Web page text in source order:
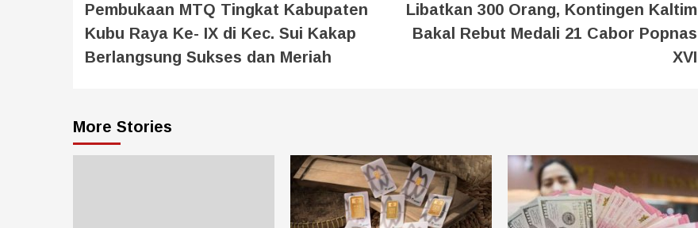
Pembukaan MTQ Tingkat Kabupaten
Kubu Raya Ke- IX di Kec. Sui Kakap
Berlangsung Sukses dan Meriah
Libatkan 300 Orang, Kontingen Kaltim
Bakal Rebut Medali 21 Cabor Popnas
XVI
More Stories